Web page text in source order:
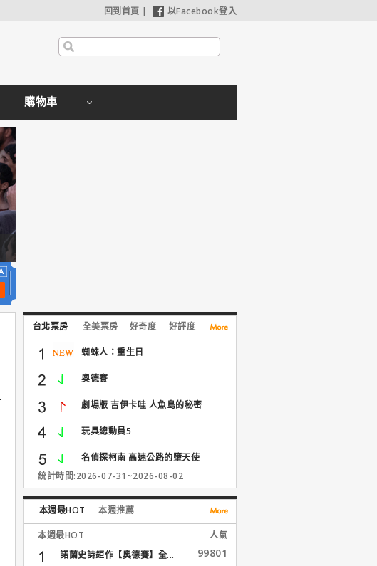
回到首頁 | 以Facebook登入
購物車
台北票房 全美票房 好奇度 好評度
蜘蛛人：重生日
奧德賽
劇場版 吉伊卡哇 人魚島的秘密
玩具總動員5
名偵探柯南 高速公路的墮天使
統計時間:2026-07-31~2026-08-02
本週最HOT 本週推薦
本週最HOT
人氣
諾蘭史詩鉅作【奧德賽】全...
99801